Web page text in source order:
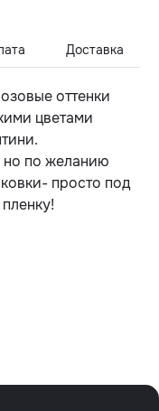
Доставка
оттенки
цветами
но по желанию
просто под